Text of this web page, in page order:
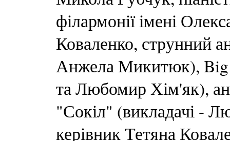
філармонії імені
Коваленко, струнний
Анжела Микитюк), Big
та Любомир Хім'як),
"Сокіл" (викладачі -
керівник Тетяна